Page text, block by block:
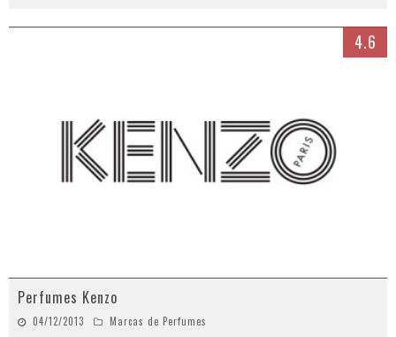
4.6
Perfumes Kenzo
04/12/2013 Marcas de Perfumes